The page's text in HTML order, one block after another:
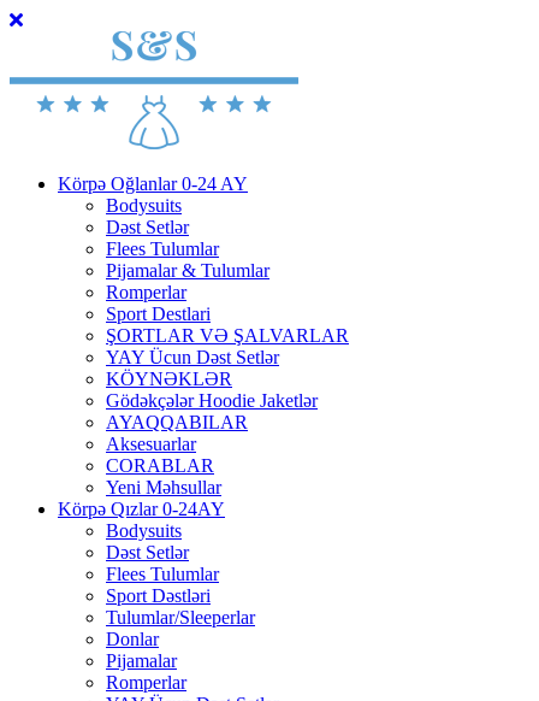
Körpə Oğlanlar 0-24 AY
Bodysuits
Dəst Setlər
Flees Tulumlar
Pijamalar & Tulumlar
Romperlar
Sport Destlari
ŞORTLAR VƏ ŞALVARLAR
YAY Ücun Dəst Setlər
KÖYNƏKLƏR
Gödəkçələr Hoodie Jaketlər
AYAQQABILAR
Aksesuarlar
CORABLAR
Yeni Məhsullar
Körpə Qızlar 0-24AY
Bodysuits
Dəst Setlər
Flees Tulumlar
Sport Dəstləri
Tulumlar/Sleeperlar
Donlar
Pijamalar
Romperlar